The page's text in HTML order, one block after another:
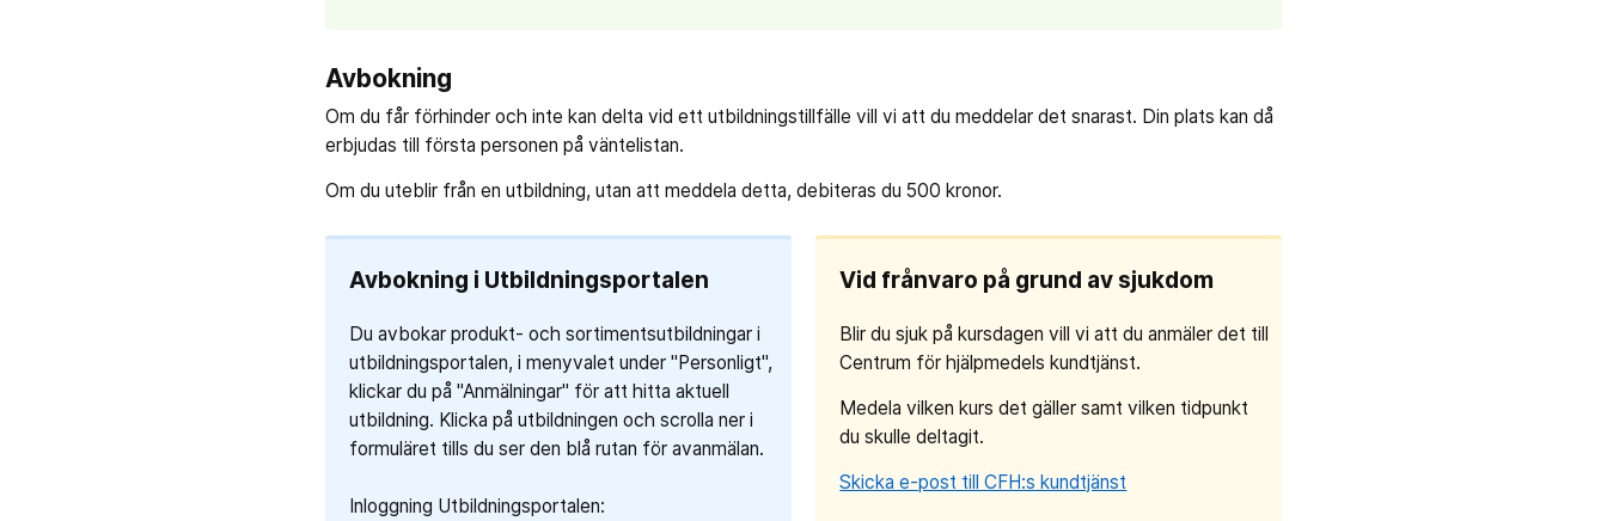
Avbokning
Om du får förhinder och inte kan delta vid ett utbildningstillfälle vill vi att du meddelar det snarast. Din plats kan då
erbjudas till första personen på väntelistan.
Om du uteblir från en utbildning, utan att meddela detta, debiteras du 500 kronor.
Avbokning i Utbildningsportalen
Du avbokar produkt- och sortimentsutbildningar i
utbildningsportalen, i menyvalet under "Personligt",
klickar du på "Anmälningar" för att hitta aktuell
utbildning. Klicka på utbildningen och scrolla ner i
formuläret tills du ser den blå rutan för avanmälan.
Inloggning Utbildningsportalen:
Vid frånvaro på grund av sjukdom
Blir du sjuk på kursdagen vill vi att du anmäler det till
Centrum för hjälpmedels kundtjänst.
Medela vilken kurs det gäller samt vilken tidpunkt
du skulle deltagit.
Skicka e-post till CFH:s kundtjänst